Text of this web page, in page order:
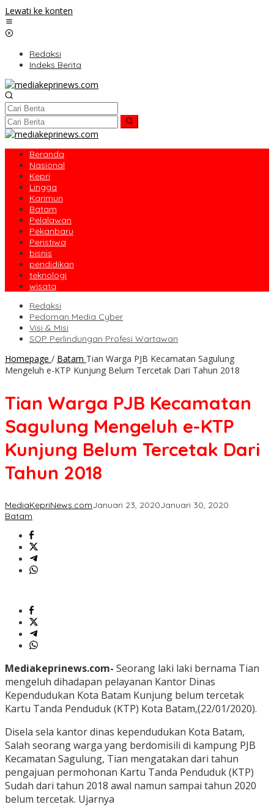
Lewati ke konten
Redaksi
Indeks Berita
Beranda
Nasional
Kepri
Lingga
Karimun
Batam
Pelalawan
Pekanbaru
Peristiwa
bisnis
pendidikan
teknologi
wisata
Redaksi
Pedoman Media Cyber
Visi & Misi
SOP Perlindungan Profesi Wartawan
Homepage / Batam Tian Warga PJB Kecamatan Sagulung
Mengeluh e-KTP Kunjung Belum Tercetak Dari Tahun 2018
Tian Warga PJB Kecamatan
Sagulung Mengeluh e-KTP
Kunjung Belum Tercetak Dari
Tahun 2018
MediaKepriNews.comJanuari 23, 2020Januari 30, 2020
Batam
Mediakeprinews.com- Seorang laki laki bernama Tian
mengeluh dihadapan pelayanan Kantor Dinas
Kependudukan Kota Batam Kunjung belum tercetak
Kartu Tanda Penduduk (KTP) Kota Batam,(22/01/2020).
Disela sela kantor dinas kependudukan Kota Batam,
Salah seorang warga yang berdomisili di kampung PJB
Kecamatan Sagulung, Tian mengatakan dari tahun
pengajuan permohonan Kartu Tanda Penduduk (KTP)
Sudah dari tahun 2018 awal namun sampai tahun 2020
belum tercetak. Ujarnya